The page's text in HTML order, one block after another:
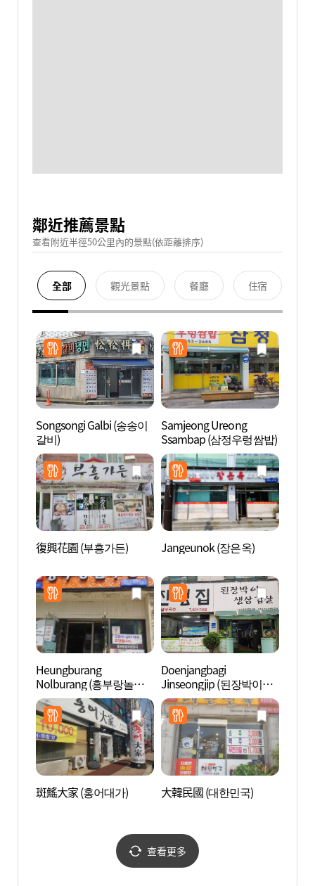
鄰近推薦景點
查看附近半徑50公里內的景點(依距離排序)
全部 觀光景點 餐廳 住宿
Songsongi Galbi (송송이
갈비)
Samjeong Ureong
Ssambap (삼정우렁쌈밥)
復興花園 (부흥가든) Jangeunok (장은옥)
Heungburang
Nolburang (흥부랑놀부
랑)
Doenjangbagi
Jinseongjip (된장박이진
성집)
斑鰩大家 (홍어대가) 大韓民國 (대한민국)
查看更多